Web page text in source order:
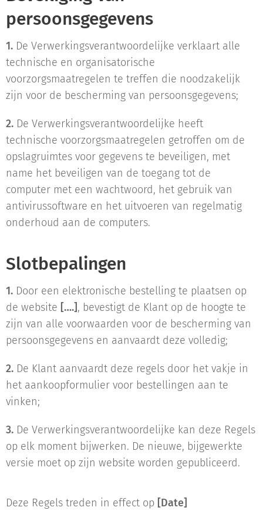
persoonsgegevens
1. De Verwerkingsverantwoordelijke verklaart alle
technische en organisatorische
voorzorgsmaatregelen te treffen die noodzakelijk
zijn voor de bescherming van persoonsgegevens;
2. De Verwerkingsverantwoordelijke heeft
technische voorzorgsmaatregelen getroffen om de
opslagruimtes voor gegevens te beveiligen, met
name het beveiligen van de toegang tot de
computer met een wachtwoord, het gebruik van
antivirussoftware en het uitvoeren van regelmatig
onderhoud aan de computers.
Slotbepalingen
1. Door een elektronische bestelling te plaatsen op
de website [….], bevestigt de Klant op de hoogte te
zijn van alle voorwaarden voor de bescherming van
persoonsgegevens en aanvaardt deze volledig;
2. De Klant aanvaardt deze regels door het vakje in
het aankoopformulier voor bestellingen aan te
vinken;
3. De Verwerkingsverantwoordelijke kan deze Regels
op elk moment bijwerken. De nieuwe, bijgewerkte
versie moet op zijn website worden gepubliceerd.
Deze Regels treden in effect op [Date]